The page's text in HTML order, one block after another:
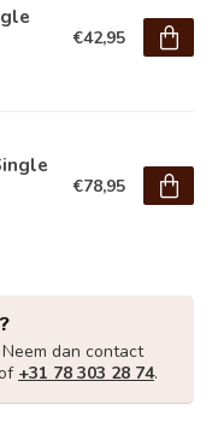
€42,95
€78,95
dan contact
+31 78 303 28 74.